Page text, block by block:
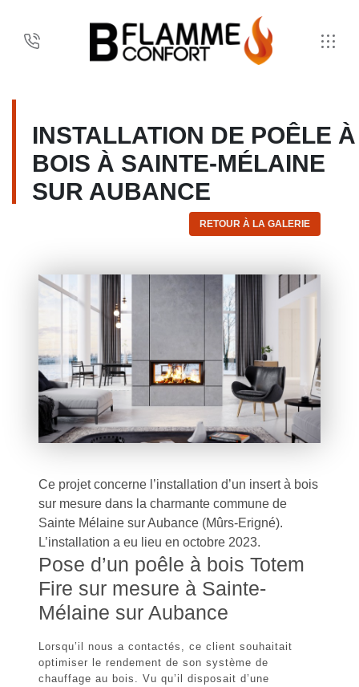
INSTALLATION DE POÊLE À
BOIS À SAINTE-MÉLAINE
SUR AUBANCE
RETOUR À LA GALERIE
Ce projet concerne l’installation d’un insert à bois
sur mesure dans la charmante commune de
Sainte Mélaine sur Aubance (Mûrs-Erigné).
L’installation a eu lieu en octobre 2023.
Pose d’un poêle à bois Totem
Fire sur mesure à Sainte-
Mélaine sur Aubance
Lorsqu’il nous a contactés, ce client souhaitait
optimiser le rendement de son système de
chauffage au bois. Vu qu’il disposait d’une